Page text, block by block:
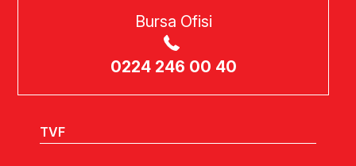
Bursa Ofisi
0224 246 00 40
TVF